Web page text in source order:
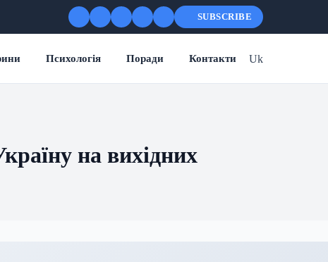
SUBSCRIBE
Психологія Поради Контакти Uk
на вихідних